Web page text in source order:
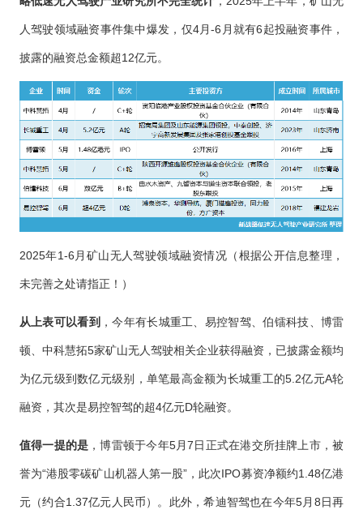
人驾驶领域融资事件集中爆发，仅4月-6月就有6起投融资事件，
披露的融资总金额超12亿元。
2025年1-6月矿山无人驾驶领域融资情况（根据公开信息整理，
未完善之处请指正！）
从上表可以看到 ，今年有长城重工、易控智驾、伯镭科技、博雷
顿、中科慧拓5家矿山无人驾驶相关企业获得融资，已披露金额均
为亿元级到数亿元级别，单笔最高金额为长城重工的5.2亿元A轮
融资，其次是易控智驾的超4亿元D轮融资。
值得一提的是 ，博雷顿于今年5月7日正式在港交所挂牌上市，被
誉为“港股零碳矿山机器人第一股”，此次IPO募资净额约1.48亿港
元（约合1.37亿元人民币）。此外，希迪智驾也在今年5月8日再